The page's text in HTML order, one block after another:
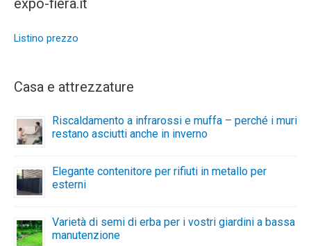
expo-fiera.it
Listino prezzo
Casa e attrezzature
Riscaldamento a infrarossi e muffa – perché i muri
restano asciutti anche in inverno
Elegante contenitore per rifiuti in metallo per
esterni
Varietà di semi di erba per i vostri giardini a bassa
manutenzione